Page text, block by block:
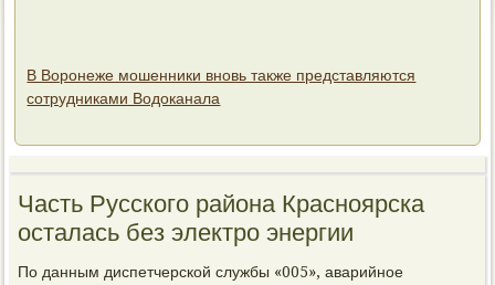
В Воронеже мошенники вновь также представляются
сотрудниками Водоканала
Часть Русского района Красноярска
осталась без электро энергии
По данным диспетчерской службы «005», аварийное